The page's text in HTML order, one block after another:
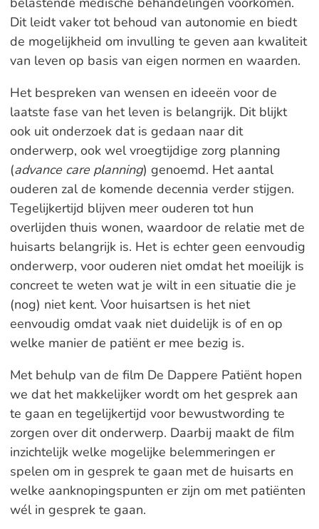
Dit leidt vaker tot behoud van autonomie en biedt
de mogelijkheid om invulling te geven aan kwaliteit
van leven op basis van eigen normen en waarden.
Het bespreken van wensen en ideeën voor de
laatste fase van het leven is belangrijk. Dit blijkt
ook uit onderzoek dat is gedaan naar dit
onderwerp, ook wel vroegtijdige zorg planning
(advance care planning) genoemd. Het aantal
ouderen zal de komende decennia verder stijgen.
Tegelijkertijd blijven meer ouderen tot hun
overlijden thuis wonen, waardoor de relatie met de
huisarts belangrijk is. Het is echter geen eenvoudig
onderwerp, voor ouderen niet omdat het moeilijk is
concreet te weten wat je wilt in een situatie die je
(nog) niet kent. Voor huisartsen is het niet
eenvoudig omdat vaak niet duidelijk is of en op
welke manier de patiënt er mee bezig is.
Met behulp van de film De Dappere Patiënt hopen
we dat het makkelijker wordt om het gesprek aan
te gaan en tegelijkertijd voor bewustwording te
zorgen over dit onderwerp. Daarbij maakt de film
inzichtelijk welke mogelijke belemmeringen er
spelen om in gesprek te gaan met de huisarts en
welke aanknopingspunten er zijn om met patiënten
wél in gesprek te gaan.